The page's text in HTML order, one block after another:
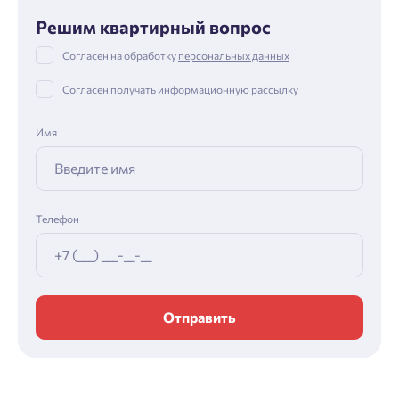
Решим квартирный вопрос
Согласен на обработку персональных данных
Согласен получать информационную рассылку
Имя
Телефон
Отправить